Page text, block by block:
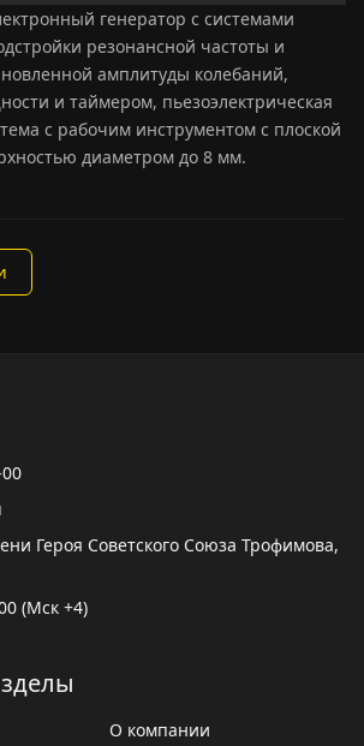
генератор с системами
резонансной частоты и
амплитуды колебаний,
и таймером, пьезоэлектрическая
с рабочим инструментом с плоской
диаметром до 8 мм.
Героя Советского Союза Трофимова,
(Мск +4)
О компании